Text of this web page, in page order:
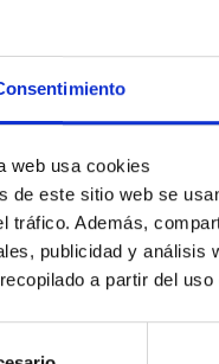
web usa cookies
de este sitio web se
tráfico. Además,
publicidad y análisis
a partir del